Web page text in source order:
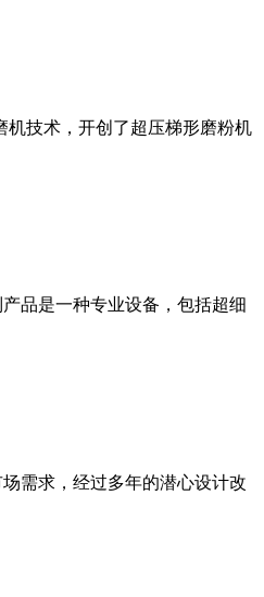
机技术，开创了超压梯形磨粉机
品是一种专业设备，包括超细
需求，经过多年的潜心设计改